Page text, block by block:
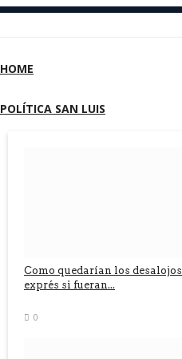
HOME
POLÍTICA SAN LUIS
Como quedarían los desalojos
exprés si fueran...
0